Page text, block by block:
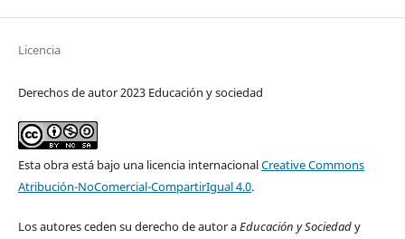
Licencia
Derechos de autor 2023 Educación y sociedad
Esta obra está bajo una licencia internacionalCreative Commons
Atribución-NoComercial-CompartirIgual 4.0.
Los autores ceden su derecho de autor aEducación y Sociedady